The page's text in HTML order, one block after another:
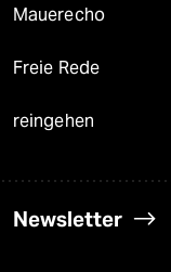
Mauerecho
Freie Rede
reingehen
Newsletter